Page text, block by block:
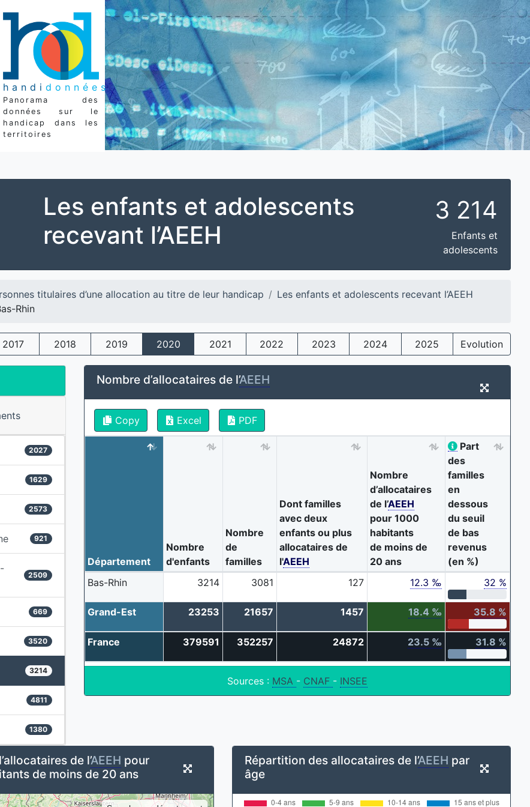
handi données
Panorama des
données sur le
handicap dans les
territoires
Les enfants et adolescents
recevant l’AEEH
3 214
Enfants et
adolescents
titulaires d’une allocation au titre de leur handicap
Les enfants et adolescents recevant l’AEEH
Rhin
2017 2018 2019 2020 2021 2022 2023 2024 2025 Evolution
2027
1629
2573
921
2509
669
3520
3214
4811
1380
Nombre d’allocataires de l’AEEH
Copy Excel PDF
Département
Nombre
d'enfants
Nombre
de
familles
Dont familles
avec deux
enfants ou plus
allocataires de
l'AEEH
Nombre
d’allocataires
de l’AEEH
pour 1000
habitants
de moins de
20 ans
Part
des
familles
en
dessous
du seuil
de bas
revenus
(en %)
Bas-Rhin
3214 3081 127 12.3 ‰ 32 %
Grand-Est 23253 21657 1457 18.4 ‰ 35.8 %
France 379591 352257 24872 23.5 ‰ 31.8 %
Sources : MSA - CNAF - INSEE
de l’AEEH pour
de moins de 20 ans
Répartition des allocataires de l’AEEH par
âge